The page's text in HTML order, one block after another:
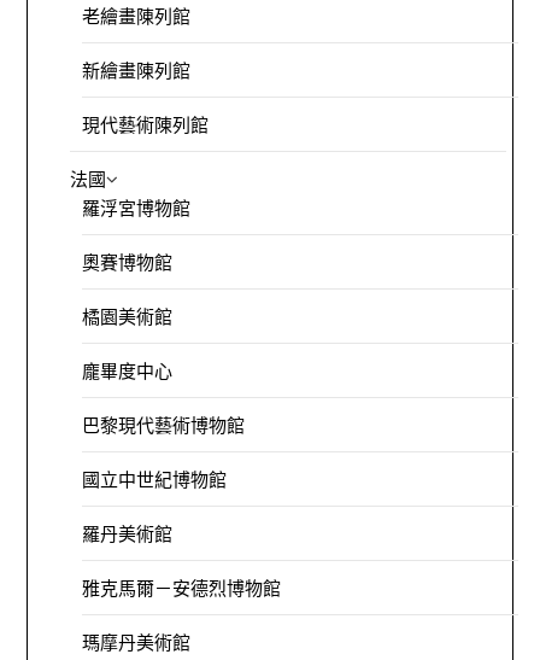
老繪畫陳列館
新繪畫陳列館
現代藝術陳列館
法國
羅浮宮博物館
奧賽博物館
橘園美術館
龐畢度中心
巴黎現代藝術博物館
國立中世紀博物館
羅丹美術館
雅克馬爾－安德烈博物館
瑪摩丹美術館